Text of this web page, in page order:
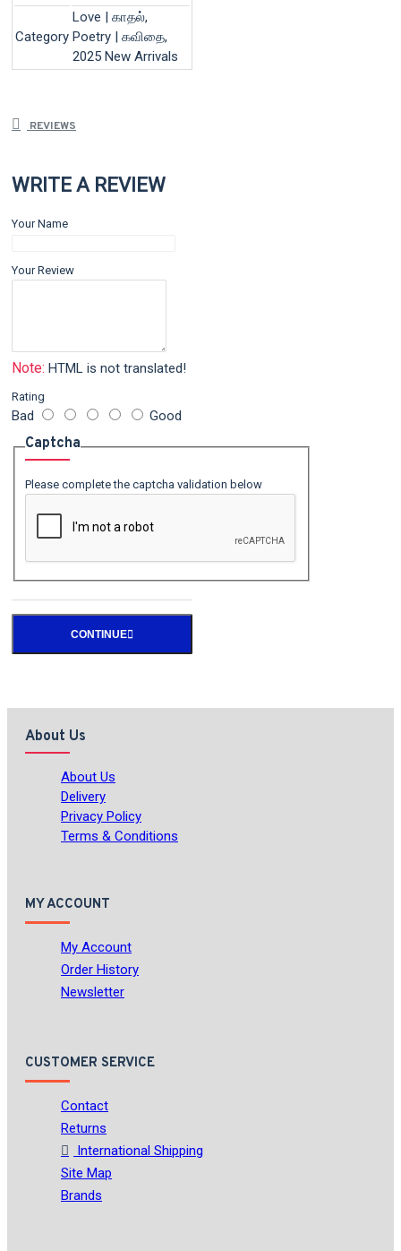
Category
Love | காதல்,
Poetry | கவிதை,
2025 New Arrivals
REVIEWS
WRITE A REVIEW
Your Name
Your Review
Note: HTML is not translated!
Rating
Bad Good
Captcha
Please complete the captcha validation below
CONTINUE
About Us
About Us
Delivery
Privacy Policy
Terms & Conditions
MY ACCOUNT
My Account
Order History
Newsletter
CUSTOMER SERVICE
Contact
Returns
International Shipping
Site Map
Brands